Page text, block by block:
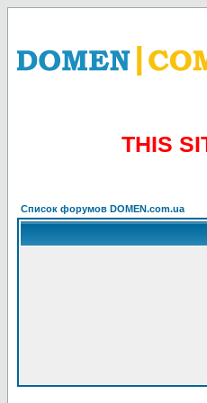
THIS
Список форумов DOMEN.com.ua